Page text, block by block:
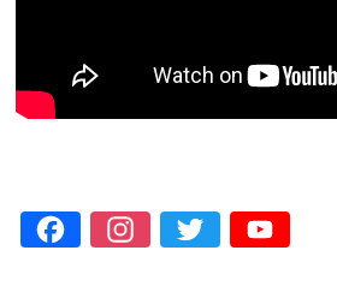
Facebook
Instagram
Twitter